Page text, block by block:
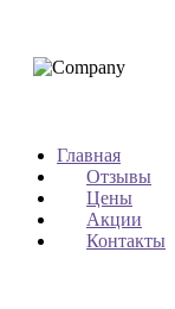
Главная
Отзывы
Цены
Акции
Контакты